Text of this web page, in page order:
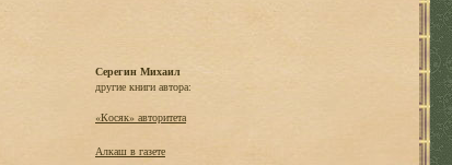
Серегин Михаил
другие книги автора:
«Косяк» авторитета
Алкаш в газете